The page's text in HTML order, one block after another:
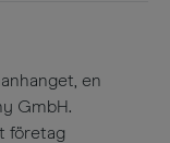
en
GmbH.
företag